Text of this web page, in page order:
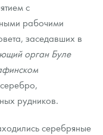
с
рабочими
заседавших в
орган Буле
рудников.
серебряные